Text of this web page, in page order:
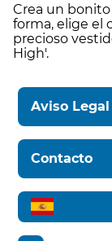
Crea un
forma, elige el
precioso
High'.
Aviso Legal
Contacto